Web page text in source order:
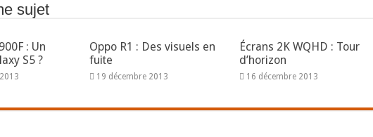
sujet
: Un
S5 ?
Oppo R1 : Des visuels en
fuite
19 décembre 2013
Écrans 2K WQHD : Tour
d’horizon
16 décembre 2013